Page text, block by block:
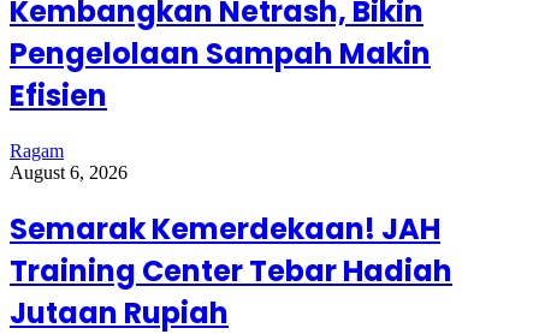
Kembangkan Netrash, Bikin
Pengelolaan Sampah Makin
Efisien
Ragam
August 6, 2026
Semarak Kemerdekaan! JAH
Training Center Tebar Hadiah
Jutaan Rupiah